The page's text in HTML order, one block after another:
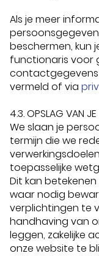
Als je meer
beschermen, kun
functionaris voor
contactgegevens
vermeld of via
4.3. OPSLAG VAN
We slaan je
termijn die we
toepasselijke
Dit kan
waar nodig
verplichtingen te
handhaving van
leggen, zakelijke
onze website te